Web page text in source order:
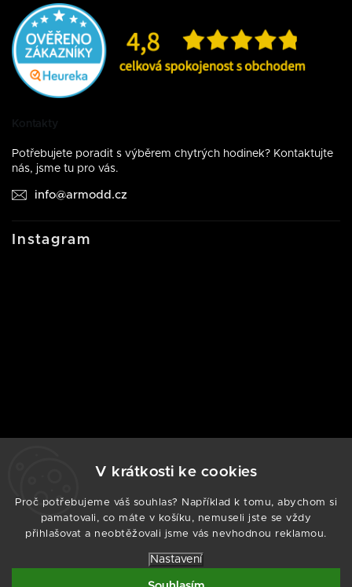
V krátkosti ke cookies
Proč potřebujeme váš souhlas? Například k tomu, abychom si
pamatovali, co máte v košíku, nemuseli jste se vždy
přihlašovat a neobtěžovali jsme vás nevhodnou reklamou.
Nastavení
Kontakty
Potřebujete poradit s výběrem chytrých hodinek? Kontaktujte
nás, jsme tu pro vás.
info@armodd.cz
Instagram
Sledovat na Instagramu
Copyright 2026ARMODD.CZ . Všechna práva
vyhrazena.
VytvořilShoptet| DesignShoptak.cz